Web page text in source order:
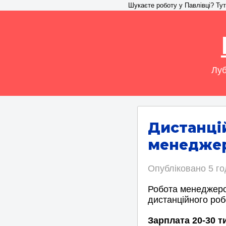
Шукаєте роботу у Павлівці?
Опубліковано 5
Робота
дистанційного
Зарплата 20-30